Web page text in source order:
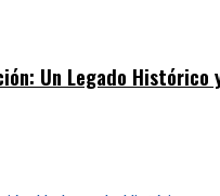
Un Legado